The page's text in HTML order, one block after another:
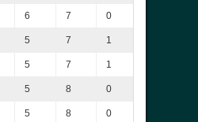
6 7 0
5 7 1
5 7 1
5 8 0
5 8 0